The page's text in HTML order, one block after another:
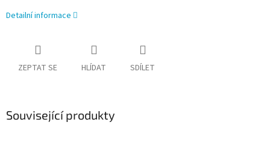
Detailní informace
ZEPTAT SE HLÍDAT SDÍLET
Související produkty